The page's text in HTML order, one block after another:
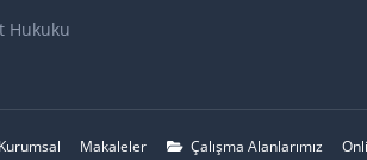
Hukuku
Kurumsal Makaleler Çalışma Alanlarımız